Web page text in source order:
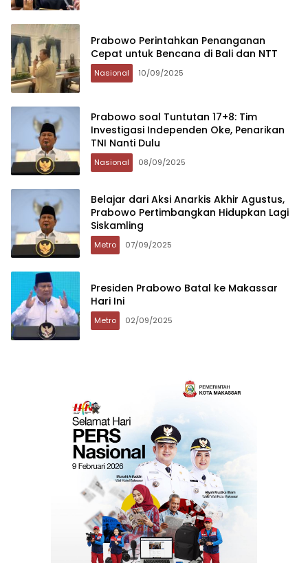
Prabowo Perintahkan Penanganan
Cepat untuk Bencana di Bali dan NTT
Nasional 10/09/2025
Prabowo soal Tuntutan 17+8: Tim
Investigasi Independen Oke, Penarikan
TNI Nanti Dulu
Nasional 08/09/2025
Belajar dari Aksi Anarkis Akhir Agustus,
Prabowo Pertimbangkan Hidupkan Lagi
Siskamling
Metro 07/09/2025
Presiden Prabowo Batal ke Makassar
Hari Ini
Metro 02/09/2025